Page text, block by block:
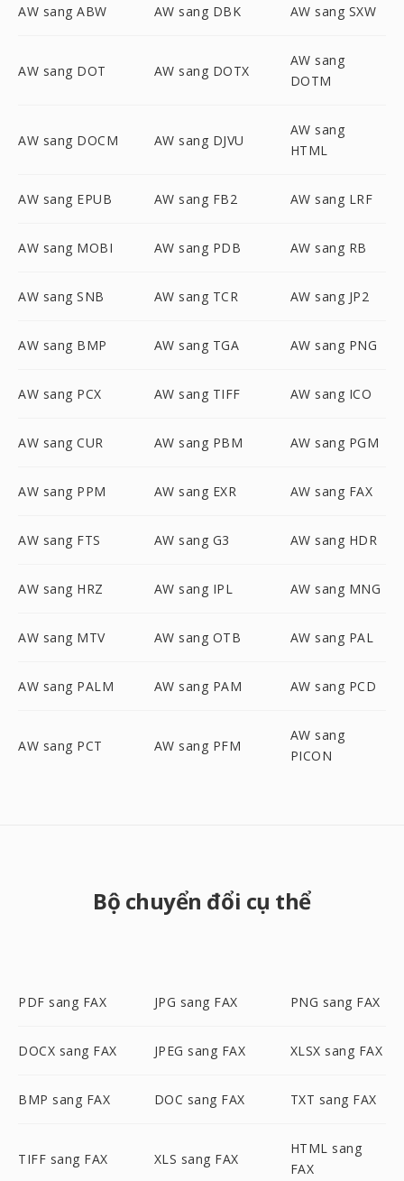
AW sang ABW AW sang DBK AW sang SXW
AW sang DOT AW sang DOTX
AW sang
DOTM
AW sang DOCM AW sang DJVU
AW sang
HTML
AW sang EPUB AW sang FB2 AW sang LRF
AW sang MOBI AW sang PDB AW sang RB
AW sang SNB AW sang TCR AW sang JP2
AW sang BMP AW sang TGA AW sang PNG
AW sang PCX AW sang TIFF AW sang ICO
AW sang CUR AW sang PBM AW sang PGM
AW sang PPM AW sang EXR AW sang FAX
AW sang FTS AW sang G3 AW sang HDR
AW sang HRZ AW sang IPL AW sang MNG
AW sang MTV AW sang OTB AW sang PAL
AW sang PALM AW sang PAM AW sang PCD
AW sang PCT AW sang PFM
AW sang
PICON
Bộ chuyển đổi cụ thể
PDF sang FAX JPG sang FAX PNG sang FAX
DOCX sang FAX JPEG sang FAX XLSX sang FAX
BMP sang FAX DOC sang FAX TXT sang FAX
TIFF sang FAX XLS sang FAX
HTML sang
FAX